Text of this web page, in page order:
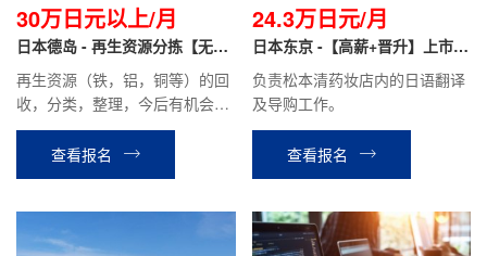
30万日元以上/月
日本德岛 - 再生资源分拣【无日
再生资源（铁，铝，铜等）的回
收，分类，整理，今后有机会做
营业。
查看报名
24.3万日元/月
日本东京 -【高薪+晋升】上市药
负责松本清药妆店内的日语翻译
及导购工作。
查看报名